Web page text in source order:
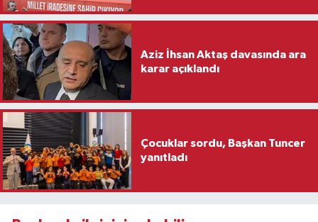
Aziz İhsan Aktaş davasında ara
karar açıklandı
Çocuklar sordu, Başkan Tuncer
yanıtladı